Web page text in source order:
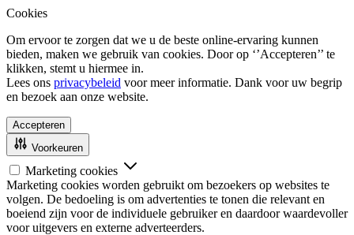
Cookies
Om ervoor te zorgen dat we u de beste online-ervaring kunnen
bieden, maken we gebruik van cookies. Door op ‘’Accepteren’’ te
klikken, stemt u hiermee in.
Lees ons privacybeleid voor meer informatie. Dank voor uw begrip
en bezoek aan onze website.
Accepteren
Voorkeuren
Marketing cookies
Marketing cookies worden gebruikt om bezoekers op websites te
volgen. De bedoeling is om advertenties te tonen die relevant en
boeiend zijn voor de individuele gebruiker en daardoor waardevoller
voor uitgevers en externe adverteerders.